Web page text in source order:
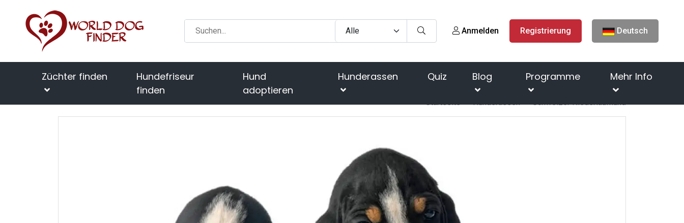
Anmelden Registrierung Deutsch
Züchter finden
Hundefriseur
finden
Hund
adoptieren
Hunderassen Quiz Blog Programme Mehr Info
Startseite Hunderassen Schweizer Niederlaufhund